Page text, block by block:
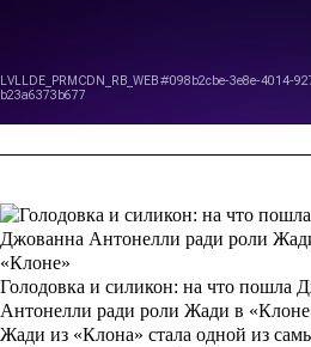
Голодовка и силикон: на что пошла
Антонелли ради роли Жади в
Жади из «Клона» стала одной из